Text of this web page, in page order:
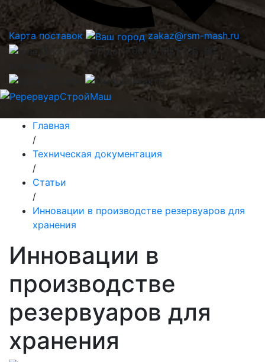
Карта поставок
zakaz@rsm-mash.ru
ПН-ПТ с 8.00 до 17.00 по МСК СБ, ВС -
выходные
Главная
/
Техническая документация
/
Статьи
/
Инновации в производстве резервуаров для
хранения
Инновации в
производстве
резервуаров для
хранения